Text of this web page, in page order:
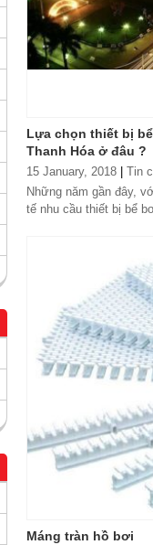
Lựa chọn thiết bị
Thanh Hóa ở đâu ?
15 January, 2018 |Tin
Những năm gần đây,
tế nhu cầu thiết bị bể
Máng tràn hồ bơi